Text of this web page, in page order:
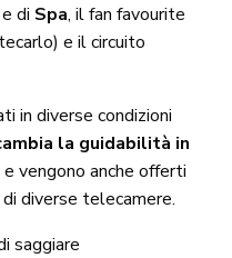
e di Spa, il fan favourite
e il circuito
in diverse condizioni
la guidabilità in
e vengono anche offerti
diverse telecamere.
saggiare